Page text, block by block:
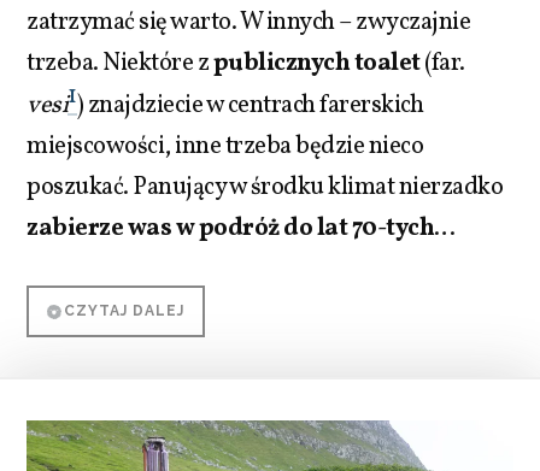
zatrzymać się warto. W innych – zwyczajnie
trzeba. Niektóre zpublicznych toalet(far.
vesi1) znajdziecie w centrach farerskich
miejscowości, inne trzeba będzie nieco
poszukać. Panujący w środku klimat nierzadko
zabierze was w podróż do lat 70-tych…
CZYTAJ DALEJ